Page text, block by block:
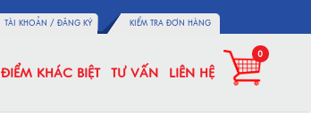
TÀI KHOẢN / ĐĂNG KÝ KIỂM TRA ĐƠN HÀNG
ĐIỂM KHÁC BIỆT TƯ VẤN LIÊN HỆ
0